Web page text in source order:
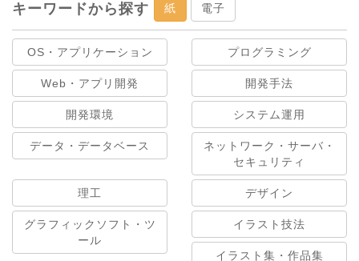
キーワードから探す 紙 電子
OS・アプリケーション プログラミング
Web・アプリ開発 開発手法
開発環境 システム運用
データ・データベース
ネットワーク・サーバ・
セキュリティ
理工 デザイン
グラフィックソフト・ツ
ール
イラスト技法
イラスト集・作品集